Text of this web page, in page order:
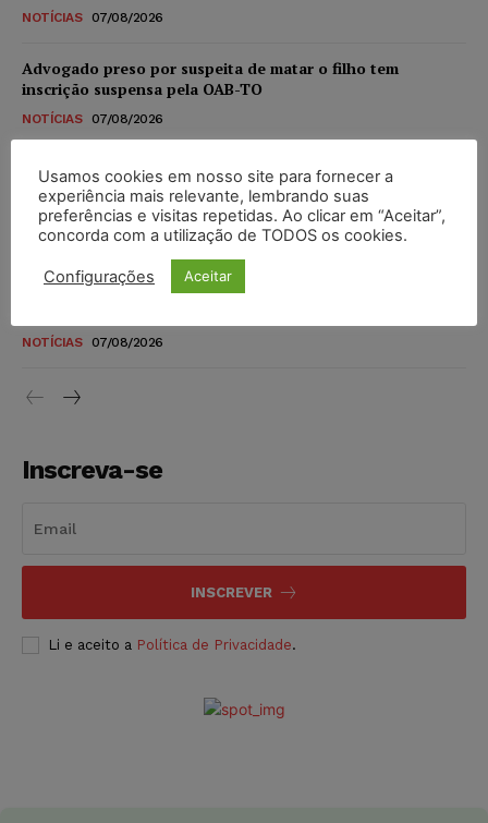
NOTÍCIAS 07/08/2026
Advogado preso por suspeita de matar o filho tem
inscrição suspensa pela OAB-TO
NOTÍCIAS 07/08/2026
STF amplia isenção de IBS e CBS na compra de veículos
novos para pessoas com deficiência e autistas de todos os
níveis
DIREITO TRIBUTÁRIO 07/08/2026
Justiça do Trabalho mantém justa causa de empregado que
NOTÍCIAS 07/08/2026
Inscreva-se
INSCREVER
Li e aceito a Política de Privacidade.
Usamos cookies em nosso site para fornecer a
experiência mais relevante, lembrando suas
preferências e visitas repetidas. Ao clicar em “Aceitar”,
concorda com a utilização de TODOS os cookies.
Configurações Aceitar